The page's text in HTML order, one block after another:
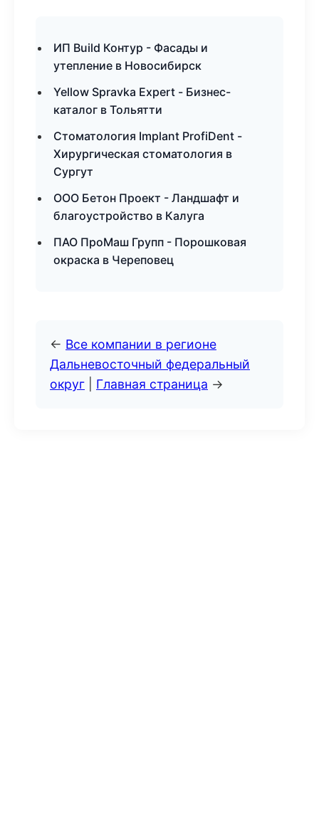
ИП Build Контур - Фасады и
утепление в Новосибирск
Yellow Spravka Expert - Бизнес-
каталог в Тольятти
Стоматология Implant ProfiDent -
Хирургическая стоматология в
Сургут
ООО Бетон Проект - Ландшафт и
благоустройство в Калуга
ПАО ПроМаш Групп - Порошковая
окраска в Череповец
← Все компании в регионе
Дальневосточный федеральный
округ
Главная страница →